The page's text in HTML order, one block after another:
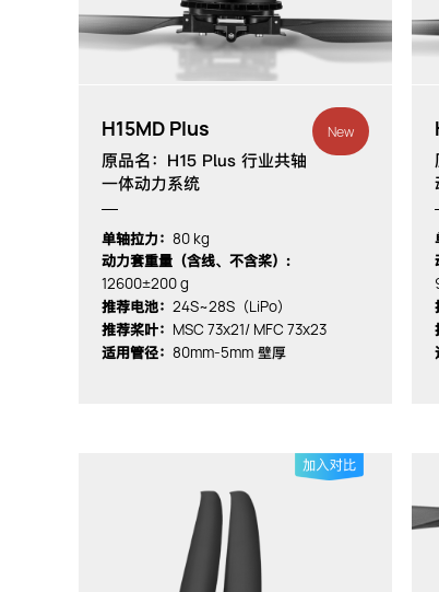
H15MD Plus
原品名：H15 Plus 行业共轴
一体动力系统
New
单轴拉力： 80 kg
动力套重量（含线、不含桨）:
12600±200 g
推荐电池： 24S~28S（LiPo）
推荐桨叶： MSC 73x21/ MFC 73x23
适用管径： 80mm-5mm 壁厚